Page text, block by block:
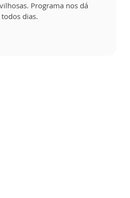
Programa nos dá
dias.